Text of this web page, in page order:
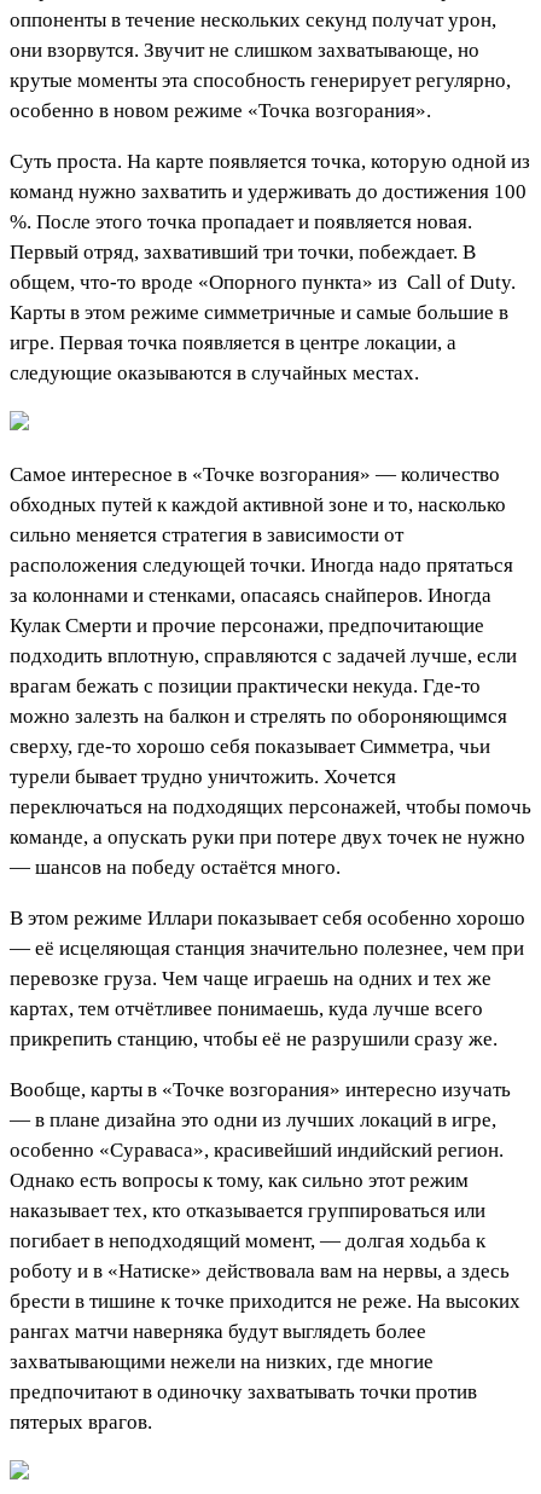
оппоненты в течение нескольких секунд получат урон,
они взорвутся. Звучит не слишком захватывающе, но
крутые моменты эта способность генерирует регулярно,
особенно в новом режиме «Точка возгорания».
Суть проста. На карте появляется точка, которую одной из
команд нужно захватить и удерживать до достижения 100
%. После этого точка пропадает и появляется новая.
Первый отряд, захвативший три точки, побеждает. В
общем, что-то вроде «Опорного пункта» из Call of Duty.
Карты в этом режиме симметричные и самые большие в
игре. Первая точка появляется в центре локации, а
следующие оказываются в случайных местах.
Самое интересное в «Точке возгорания» — количество
обходных путей к каждой активной зоне и то, насколько
сильно меняется стратегия в зависимости от
расположения следующей точки. Иногда надо прятаться
за колоннами и стенками, опасаясь снайперов. Иногда
Кулак Смерти и прочие персонажи, предпочитающие
подходить вплотную, справляются с задачей лучше, если
врагам бежать с позиции практически некуда. Где-то
можно залезть на балкон и стрелять по обороняющимся
сверху, где-то хорошо себя показывает Симметра, чьи
турели бывает трудно уничтожить. Хочется
переключаться на подходящих персонажей, чтобы помочь
команде, а опускать руки при потере двух точек не нужно
— шансов на победу остаётся много.
В этом режиме Иллари показывает себя особенно хорошо
— её исцеляющая станция значительно полезнее, чем при
перевозке груза. Чем чаще играешь на одних и тех же
картах, тем отчётливее понимаешь, куда лучше всего
прикрепить станцию, чтобы её не разрушили сразу же.
Вообще, карты в «Точке возгорания» интересно изучать
— в плане дизайна это одни из лучших локаций в игре,
особенно «Сураваса», красивейший индийский регион.
Однако есть вопросы к тому, как сильно этот режим
наказывает тех, кто отказывается группироваться или
погибает в неподходящий момент, — долгая ходьба к
роботу и в «Натиске» действовала вам на нервы, а здесь
брести в тишине к точке приходится не реже. На высоких
рангах матчи наверняка будут выглядеть более
захватывающими нежели на низких, где многие
предпочитают в одиночку захватывать точки против
пятерых врагов.